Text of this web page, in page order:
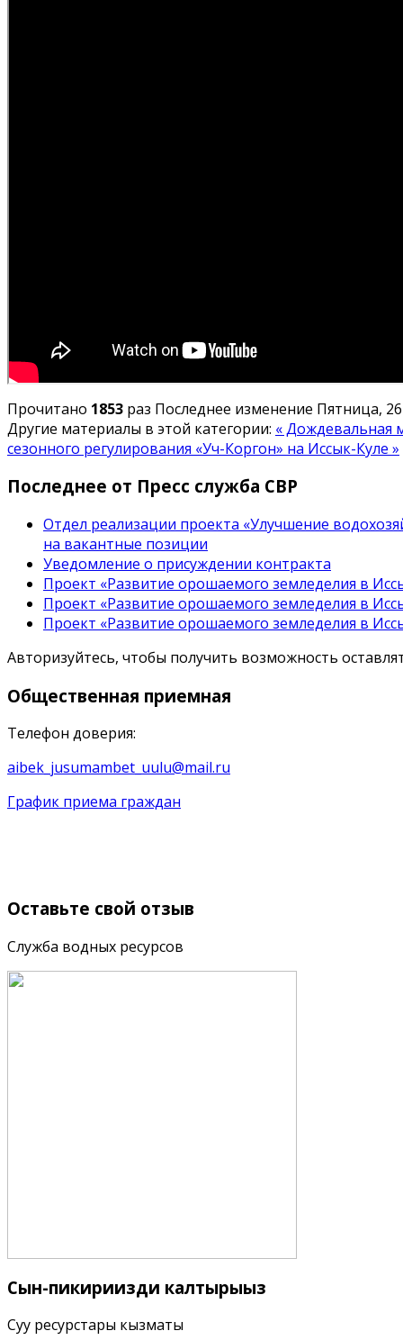
Прочитано 1853 раз Последнее изменение Пятница,
Другие материалы в этой категории: « Дождевальная
сезонного регулирования «Уч-Коргон» на Иссык-Куле »
Последнее от Пресс служба СВР
Отдел реализации проекта «Улучшение
на вакантные позиции
Уведомление о присуждении контракта
Проект «Развитие орошаемого земледелия в
Проект «Развитие орошаемого земледелия в
Проект «Развитие орошаемого земледелия в
Авторизуйтесь, чтобы получить возможность
Общественная приемная
Телефон доверия:
aibek_jusumambet_uulu@mail.ru
График приема граждан
Оставьте свой отзыв
Служба водных ресурсов
Сын-пикириңизди калтырыңыз
Суу ресурстары кызматы